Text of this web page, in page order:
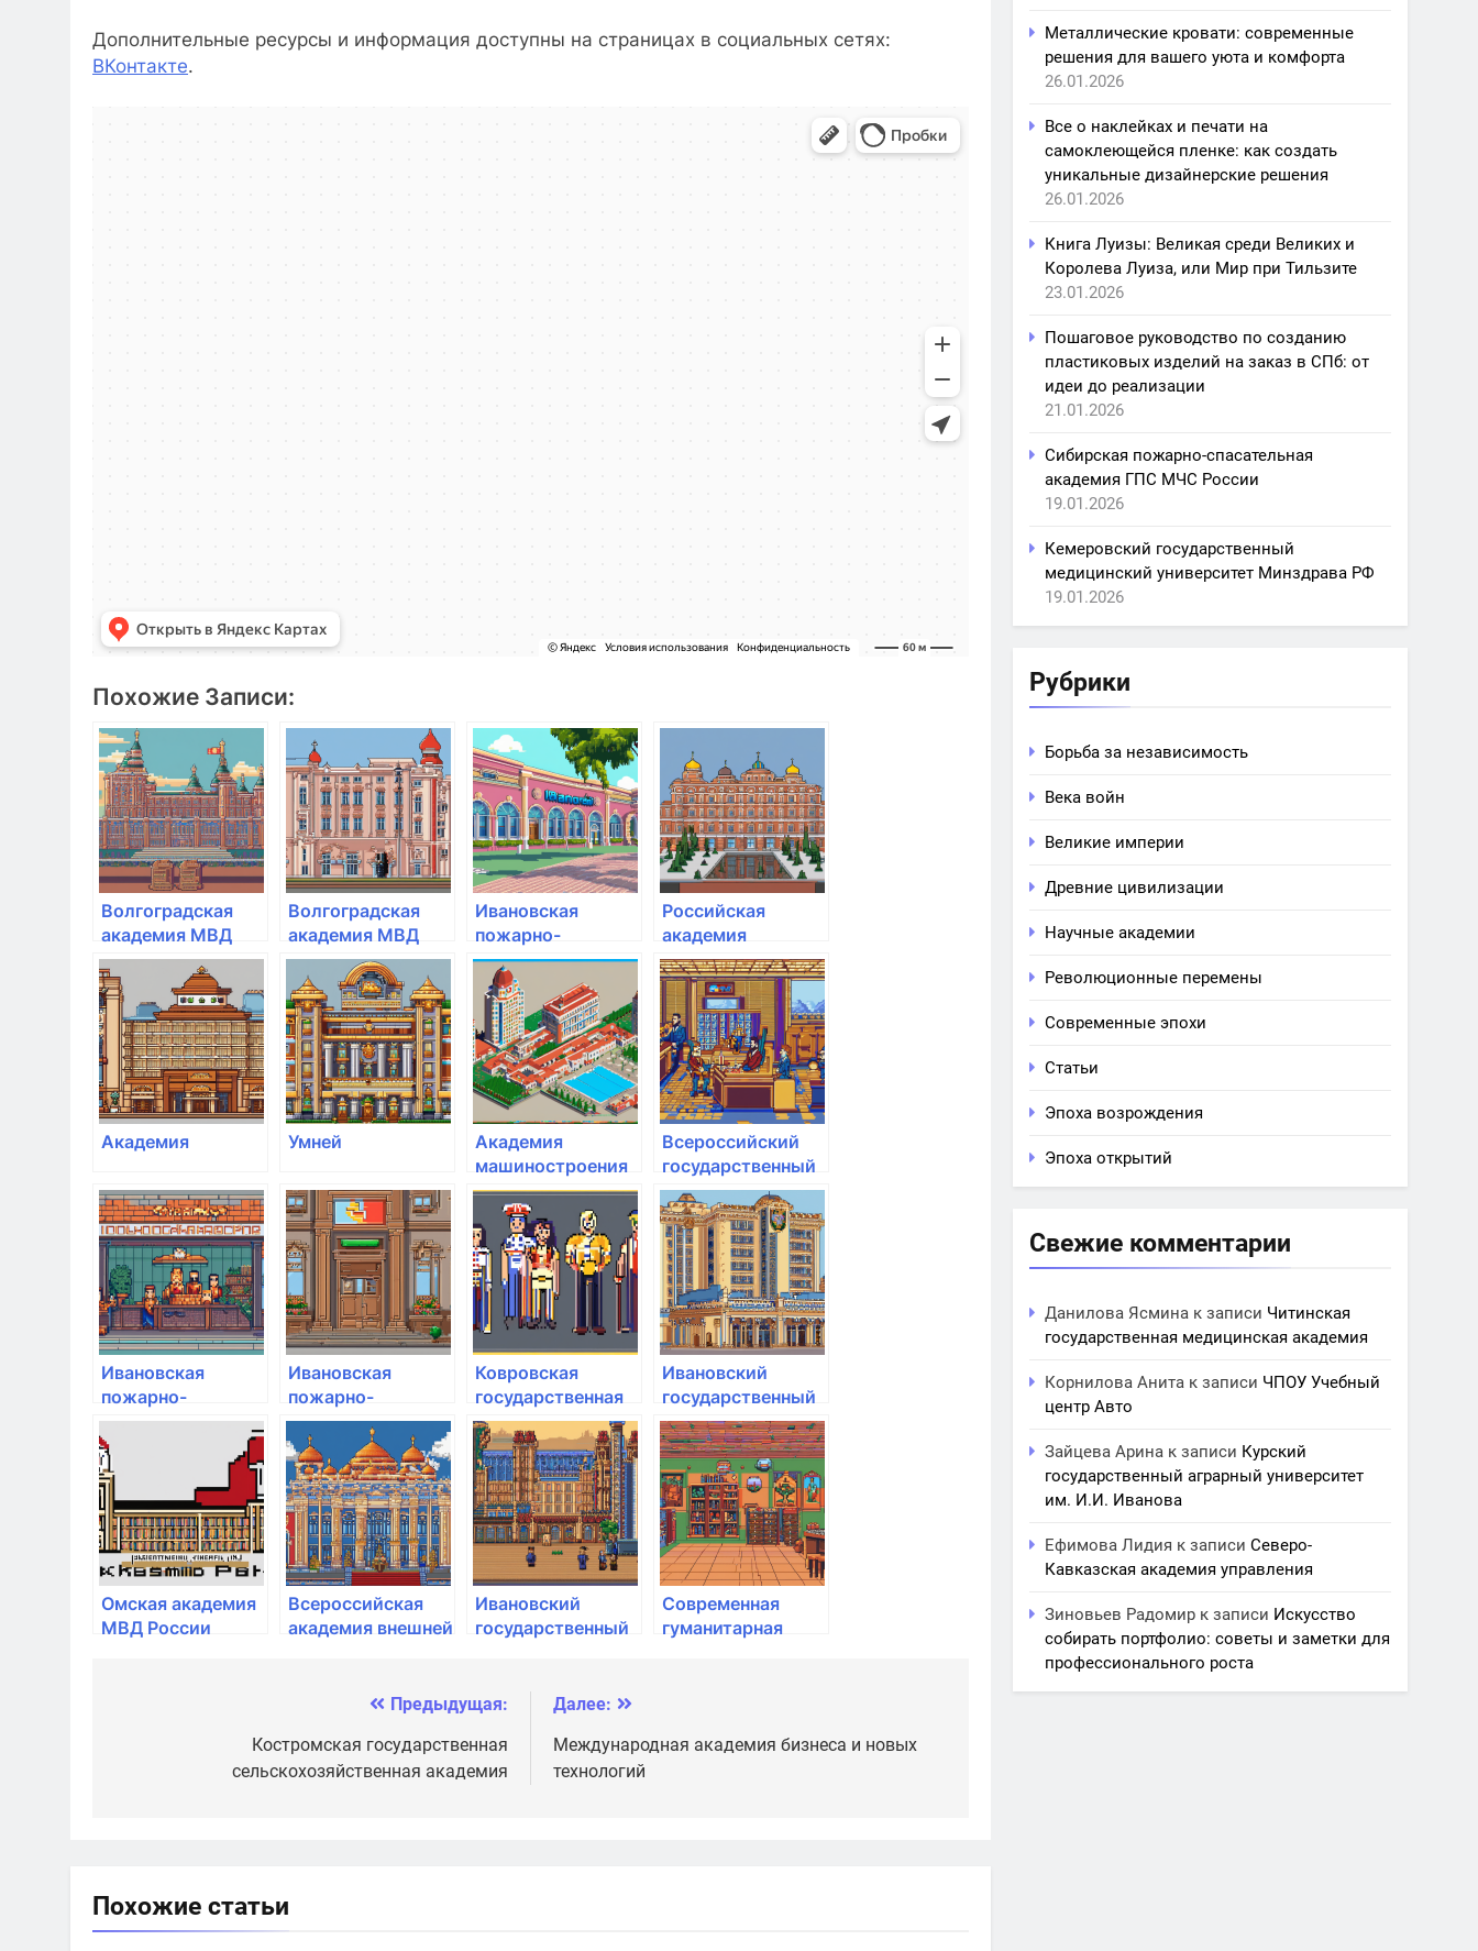
Дополнительные ресурсы и информация доступны на страницах в социальных сетях:
ВКонтакте.
Похожие Записи:
Волгоградская
академия МВД
России
Волгоградская
академия МВД
России
Ивановская
пожарно-
спасательная
академия
государственной
противопожарной
службы МЧС
России
Российская
академия
народного
хозяйства и
государственной
службы при
Президенте РФ
Академия Умней
Академия
машиностроения
им. Ж.Я. Котина
Всероссийский
государственный
университет
юстиции РПА
МИНЮСТА
России
Ивановская
пожарно-
спасательная
Академия ГПС
МЧС России
Ивановская
пожарно-
спасательная
академия
государственной
противопожарной
службы МЧС
России
Ковровская
государственная
технологическая
академия им. В.А.
Дегтярёва
Ивановский
государственный
медицинский
университет
Минздрава
России
Омская академия
МВД России
Всероссийская
академия внешней
Ивановский
государственный
Минздрава
Современная
гуманитарная
Предыдущая:
Костромская государственная
сельскохозяйственная академия
Далее:
Международная академия бизнеса и новых
технологий
Похожие статьи
Металлические кровати: современные
решения для вашего уюта и комфорта
26.01.2026
Все о наклейках и печати на
самоклеющейся пленке: как создать
уникальные дизайнерские решения
26.01.2026
Книга Луизы: Великая среди Великих и
Королева Луиза, или Мир при Тильзите
23.01.2026
Пошаговое руководство по созданию
пластиковых изделий на заказ в СПб: от
идеи до реализации
21.01.2026
Сибирская пожарно-спасательная
академия ГПС МЧС России
19.01.2026
Кемеровский государственный
медицинский университет Минздрава РФ
19.01.2026
Рубрики
Борьба за независимость
Века войн
Великие империи
Древние цивилизации
Научные академии
Революционные перемены
Современные эпохи
Статьи
Эпоха возрождения
Эпоха открытий
Свежие комментарии
Данилова Ясмина к записи Читинская
государственная медицинская академия
Корнилова Анита к записи ЧПОУ Учебный
центр Авто
Зайцева Арина к записи Курский
государственный аграрный университет
им. И.И. Иванова
Ефимова Лидия к записиСеверо-
Кавказская академия управления
Зиновьев Радомир к записи Искусство
собирать портфолио: советы и заметки для
профессионального роста